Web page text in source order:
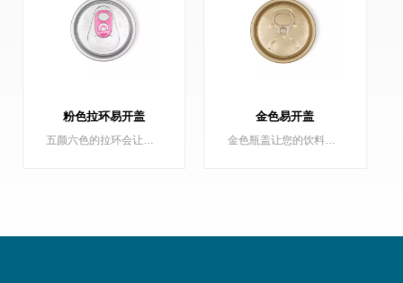
金色易开盖
金色瓶盖让您的饮料罐在货架上熠熠生辉，保沣提供浅金色、深金色全系列金色罐盖。
200 B64 黑色汽水盖
200 B64 黑色汽水盖，环保盖